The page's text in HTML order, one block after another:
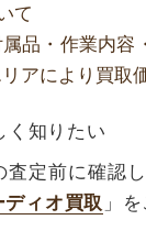
て
品・作業内容
アにより買取
く知りたい
査定前に確認
ディオ買取 」